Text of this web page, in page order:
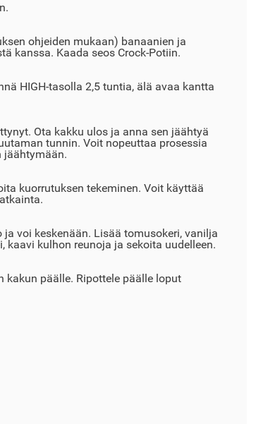
ohjeiden mukaan) banaanien ja
kanssa. Kaada seos Crock-Potiin.
HIGH-tasolla 2,5 tuntia, älä avaa kantta
Ota kakku ulos ja anna sen jäähtyä
tunnin. Voit nopeuttaa prosessia
jäähtymään.
kuorrutuksen tekeminen. Voit käyttää
voi keskenään. Lisää tomusokeri, vanilja
kaavi kulhon reunoja ja sekoita uudelleen.
kakun päälle. Ripottele päälle loput